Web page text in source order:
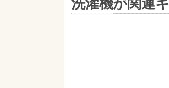
洗濯機が関連